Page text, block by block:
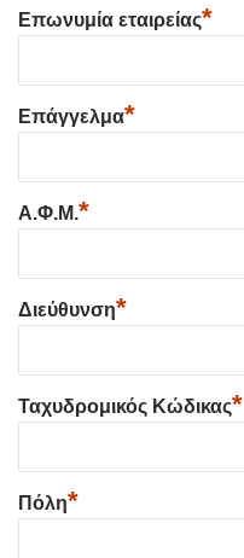
Επωνυμία εταιρείας*
Επάγγελμα*
Α.Φ.Μ.*
Διεύθυνση*
Ταχυδρομικός Κώδικας*
Πόλη*